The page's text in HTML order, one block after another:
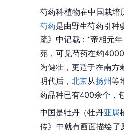
芍药科植物在中国栽培
芍药是由野生芍药引种
疏》中记载：“帝相元
苑，可见芍药在约
为健壮，更适于在南方
明代后，北京从扬州等
药品种已有400余个，
中国是牡丹（牡丹亚属
传》中就有画面描绘